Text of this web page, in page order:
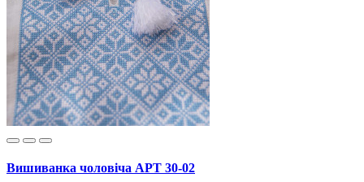
Вишиванка чоловіча АРТ 30-02